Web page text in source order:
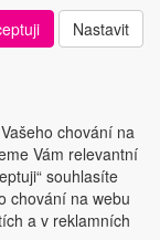
Nastavit
chování na
Vám relevantní
souhlasíte
chování na webu
a v reklamních